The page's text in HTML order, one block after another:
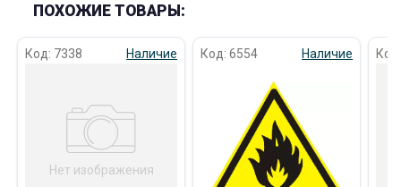
ПОХОЖИЕ ТОВАРЫ:
Код: 7338 Наличие
Нет изображения
Код: 6554 Наличие